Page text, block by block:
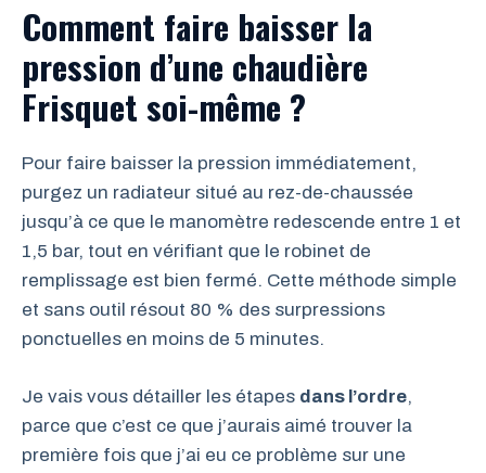
Comment faire baisser la
pression d’une chaudière
Frisquet soi-même ?
Pour faire baisser la pression immédiatement,
purgez un radiateur situé au rez-de-chaussée
jusqu’à ce que le manomètre redescende entre 1 et
1,5 bar, tout en vérifiant que le robinet de
remplissage est bien fermé. Cette méthode simple
et sans outil résout 80 % des surpressions
ponctuelles en moins de 5 minutes.
Je vais vous détailler les étapes dans l’ordre,
parce que c’est ce que j’aurais aimé trouver la
première fois que j’ai eu ce problème sur une